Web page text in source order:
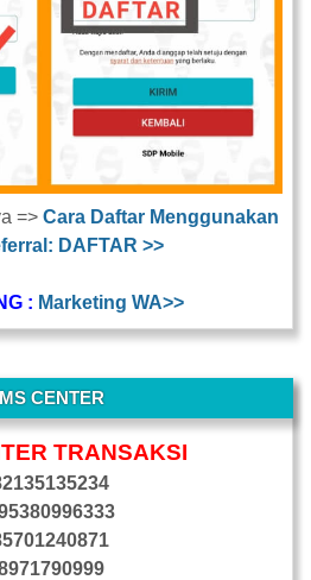
=> Cara Daftar Menggunakan
DAFTAR >>
: Marketing WA>>
CENTER
TRANSAKSI